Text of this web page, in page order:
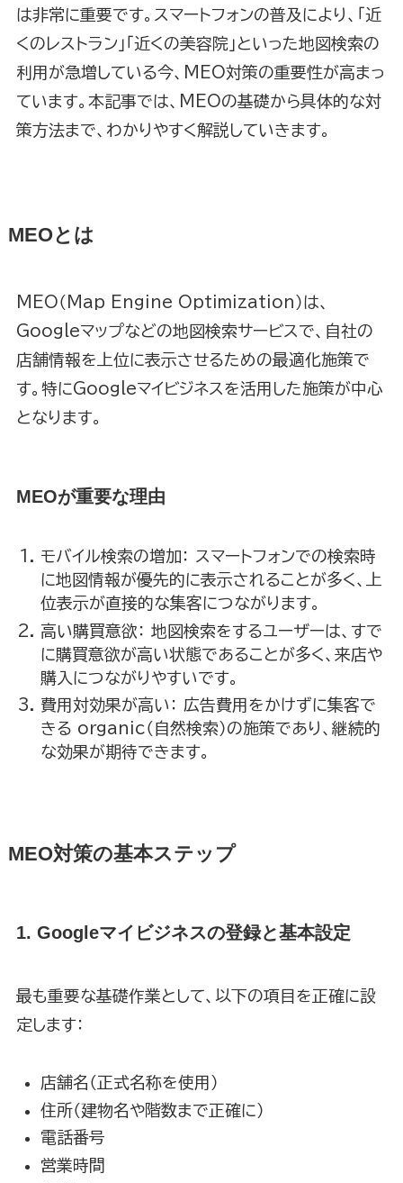
は非常に重要です。スマートフォンの普及により、「近
くのレストラン」「近くの美容院」といった地図検索の
利用が急増している今、MEO対策の重要性が高まっ
ています。本記事では、MEOの基礎から具体的な対
策方法まで、わかりやすく解説していきます。
MEOとは
MEO（Map Engine Optimization）は、
Googleマップなどの地図検索サービスで、自社の
店舗情報を上位に表示させるための最適化施策で
す。特にGoogleマイビジネスを活用した施策が中心
となります。
MEOが重要な理由
モバイル検索の増加： スマートフォンでの検索時
に地図情報が優先的に表示されることが多く、上
位表示が直接的な集客につながります。
高い購買意欲： 地図検索をするユーザーは、すで
に購買意欲が高い状態であることが多く、来店や
購入につながりやすいです。
費用対効果が高い： 広告費用をかけずに集客で
きる organic（自然検索）の施策であり、継続的
な効果が期待できます。
MEO対策の基本ステップ
1. Googleマイビジネスの登録と基本設定
最も重要な基礎作業として、以下の項目を正確に設
定します：
店舗名（正式名称を使用）
住所（建物名や階数まで正確に）
電話番号
営業時間